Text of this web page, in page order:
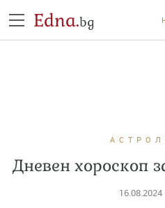
Edna.bg
Дневен хороскоп
16.08.2024